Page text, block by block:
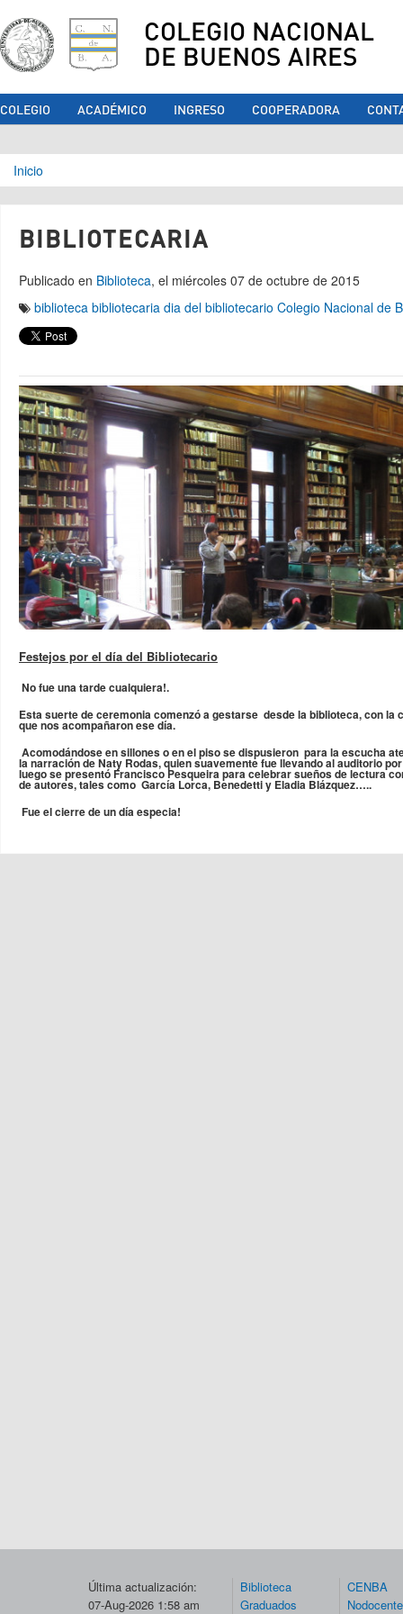
COLEGIO NACIONAL
DE BUENOS AIRES
COLEGIO ACADÉMICO INGRESO COOPERADORA
Se encuentra usted aquí
Inicio
BIBLIOTECARIA
Publicado en Biblioteca, el miércoles 07 de octubre de 2015
biblioteca bibliotecaria dia del bibliotecario Colegio Nacional de
Festejos por el día del Bibliotecario
No fue una tarde cualquiera!.
Esta suerte de ceremonia comenzó a gestarse desde la biblioteca, con la
que nos acompañaron ese día.
Acomodándose en sillones o en el piso se dispusieron para la escucha
la narración de Naty Rodas, quien suavemente fue llevando al auditorio
luego se presentó Francisco Pesqueira para celebrar sueños de lectura
de autores, tales como García Lorca, Benedetti y Eladia Blázquez…..
Fue el cierre de un día especia!
Última actualización:
07-Aug-2026 1:58 am
Biblioteca
Graduados
CENBA